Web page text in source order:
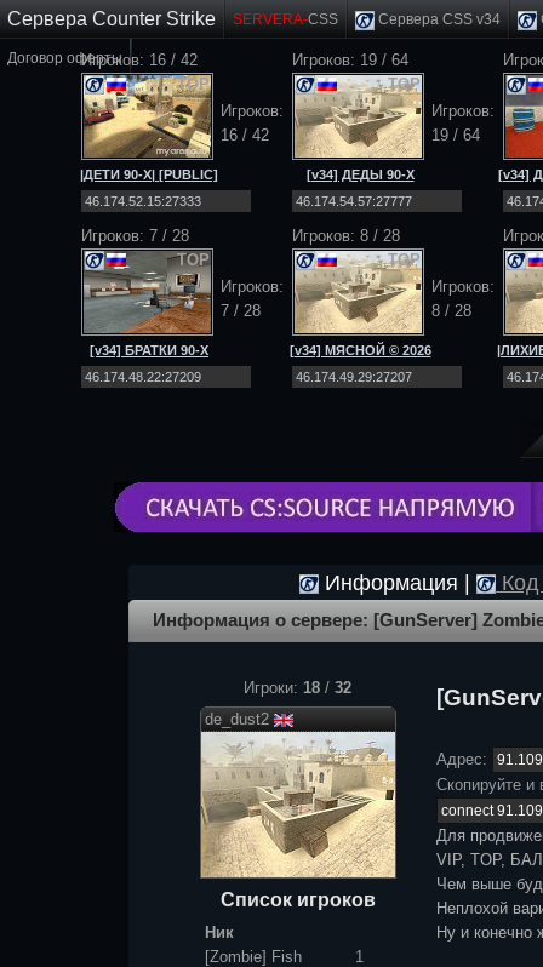
Сервера Counter Strike SERVERA-CSS Сервера CSS v34
Договор офертыИгроков: 16 / 42
TOP
Игроков:
16 / 42
|ДЕТИ 90-Х| [PUBLIC]
[NO-STEAM|v34]
Игроков: 19 / 64
TOP
Игроков:
19 / 64
[v34] ДЕДЫ 90-Х
[Public] 18+
[v34]
Игроков: 7 / 28
TOP
Игроков:
7 / 28
[v34] БРАТКИ 90-Х
[Public] 18+
Игроков: 8 / 28
TOP
Игроков:
8 / 28
[v34] МЯСНОЙ © 2026
[Public] 18+
Информация |
Информация о сервере: [GunServer]
Игроки:18 /32
de_dust2
Список игроков
Ник
[Zombie] Fish
1
Адрес:
Скопируйте и
Для
VIP, TOP,
Чем выше
Неплохой
Ну и конечно